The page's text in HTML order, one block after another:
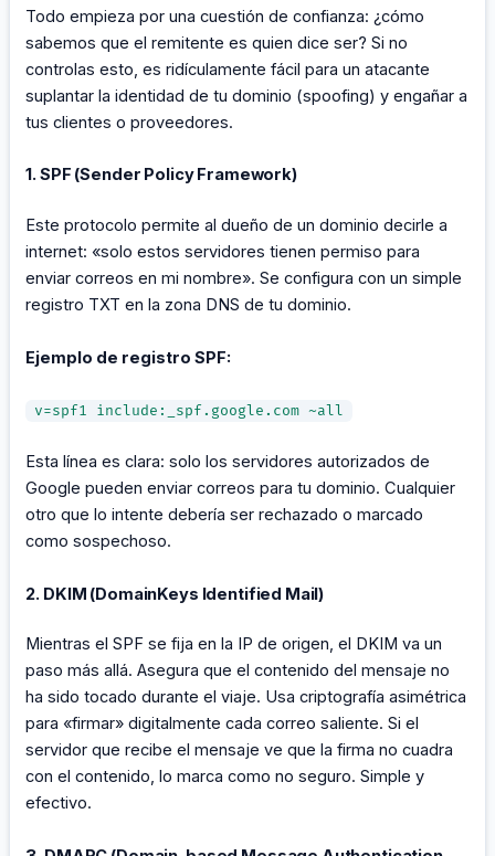
Todo empieza por una cuestión de confianza: ¿cómo
sabemos que el remitente es quien dice ser? Si no
controlas esto, es ridículamente fácil para un atacante
suplantar la identidad de tu dominio (spoofing) y engañar a
tus clientes o proveedores.
1. SPF (Sender Policy Framework)
Este protocolo permite al dueño de un dominio decirle a
internet: «solo estos servidores tienen permiso para
enviar correos en mi nombre». Se configura con un simple
registro TXT en la zona DNS de tu dominio.
Ejemplo de registro SPF:
v=spf1 include:_spf.google.com ~all
Esta línea es clara: solo los servidores autorizados de
Google pueden enviar correos para tu dominio. Cualquier
otro que lo intente debería ser rechazado o marcado
como sospechoso.
2. DKIM (DomainKeys Identified Mail)
Mientras el SPF se fija en la IP de origen, el DKIM va un
paso más allá. Asegura que el contenido del mensaje no
ha sido tocado durante el viaje. Usa criptografía asimétrica
para «firmar» digitalmente cada correo saliente. Si el
servidor que recibe el mensaje ve que la firma no cuadra
con el contenido, lo marca como no seguro. Simple y
efectivo.